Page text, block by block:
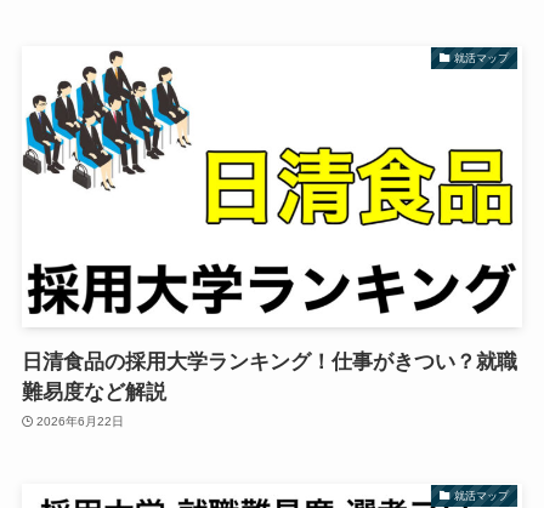
就活マップ
日清食品の採用大学ランキング！仕事がきつい？就職
難易度など解説
2026年6月22日
就活マップ